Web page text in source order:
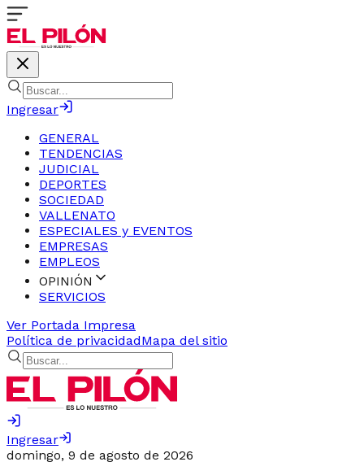
Ingresar
GENERAL
TENDENCIAS
JUDICIAL
DEPORTES
SOCIEDAD
VALLENATO
ESPECIALES y EVENTOS
EMPRESAS
EMPLEOS
OPINIÓN
SERVICIOS
Ver Portada Impresa
Política de privacidadMapa del sitio
Ingresar
domingo, 9 de agosto de 2026